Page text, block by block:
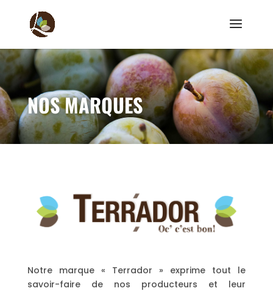
NOS MARQUES
Notre marque « Terrador » exprime tout le
savoir-faire de nos producteurs et leur